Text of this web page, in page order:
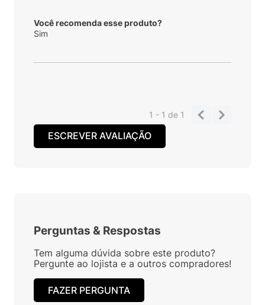
Você recomenda esse produto?
Sim
1 - 1de 1
ESCREVER AVALIAÇÃO
Perguntas & Respostas
Tem alguma dúvida sobre este produto?
Pergunte ao lojista e a outros compradores!
FAZER PERGUNTA